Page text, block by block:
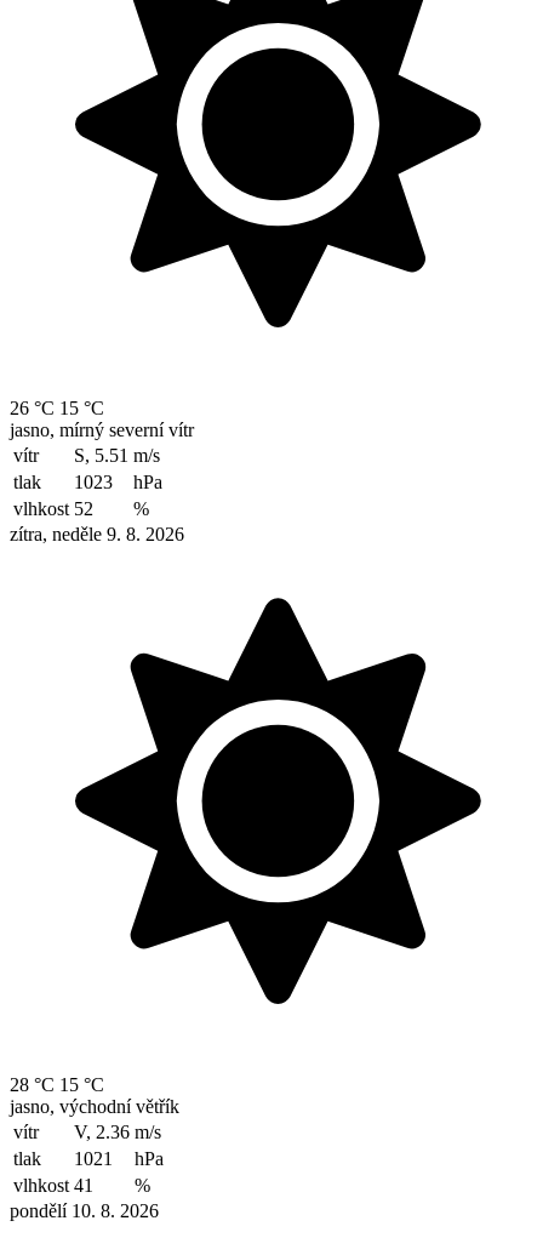
26 °C 15 °C
jasno, mírný severní vítr
vítr
S, 5.51 m/s
tlak
1023
hPa
vlhkost 52
%
zítra, neděle 9. 8. 2026
28 °C 15 °C
jasno, východní větřík
vítr
V, 2.36 m/s
tlak
1021
hPa
vlhkost 41
%
pondělí 10. 8. 2026